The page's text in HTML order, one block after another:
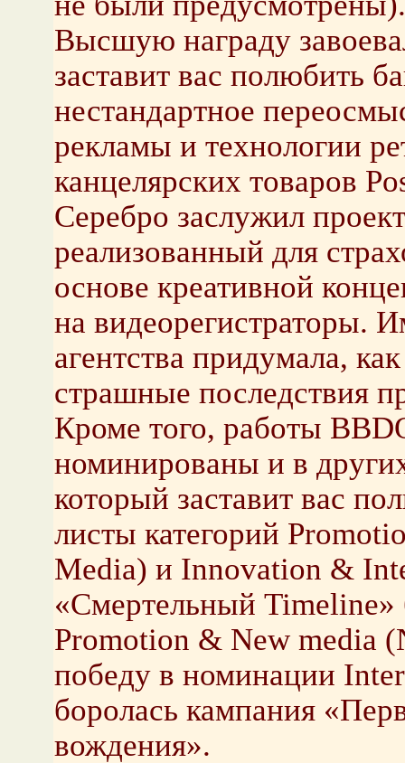
Высшую награду
заставит вас полюбить
нестандартное
рекламы и технологии
канцелярских товаров
Серебро заслужил
реализованный для
основе креативной
на видеорегистраторы.
агентства придумала,
страшные последствия
Кроме того, работы
номинированы и в
который заставит вас
листы категорий
Media) и Innovation &
«Смертельный Timeline»
Promotion & New media
победу в номинации
боролась кампания
вождения».